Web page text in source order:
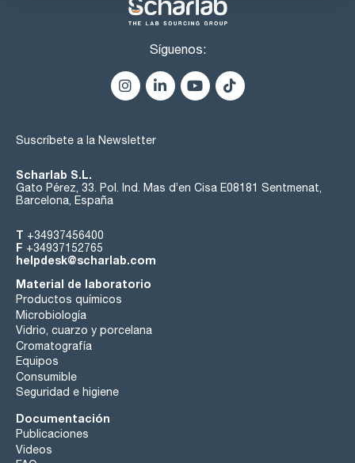
Síguenos:
Suscríbete a la Newsletter
Scharlab S.L.
Gato Pérez, 33. Pol. Ind. Mas d’en Cisa E08181 Sentmenat,
Barcelona, España
T +34937456400
F +34937152765
helpdesk@scharlab.com
Material de laboratorio
Productos químicos
Microbiología
Vidrio, cuarzo y porcelana
Cromatografía
Equipos
Consumible
Seguridad e higiene
Documentación
Publicaciones
Videos